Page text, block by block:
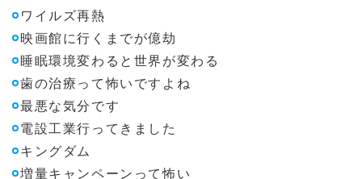
ワイルズ再熱
映画館に行くまでが億劫
睡眠環境変わると世界が変わる
歯の治療って怖いですよね
最悪な気分です
電設工業行ってきました
キングダム
増量キャンペーンって怖い